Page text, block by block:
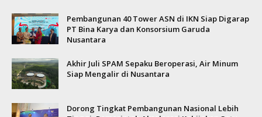
Pembangunan 40 Tower ASN di IKN Siap Digarap
PT Bina Karya dan Konsorsium Garuda
Nusantara
Akhir Juli SPAM Sepaku Beroperasi, Air Minum
Siap Mengalir di Nusantara
Dorong Tingkat Pembangunan Nasional Lebih